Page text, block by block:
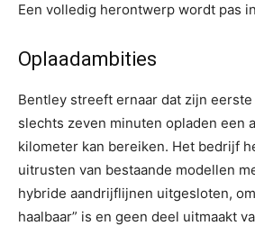
Een volledig herontwerp wordt pas
Oplaadambities
Bentley streeft ernaar dat zijn
slechts zeven minuten opladen een
kilometer kan bereiken. Het bedrijf
uitrusten van bestaande modellen
hybride aandrijflijnen uitgesloten,
haalbaar” is en geen deel uitmaakt